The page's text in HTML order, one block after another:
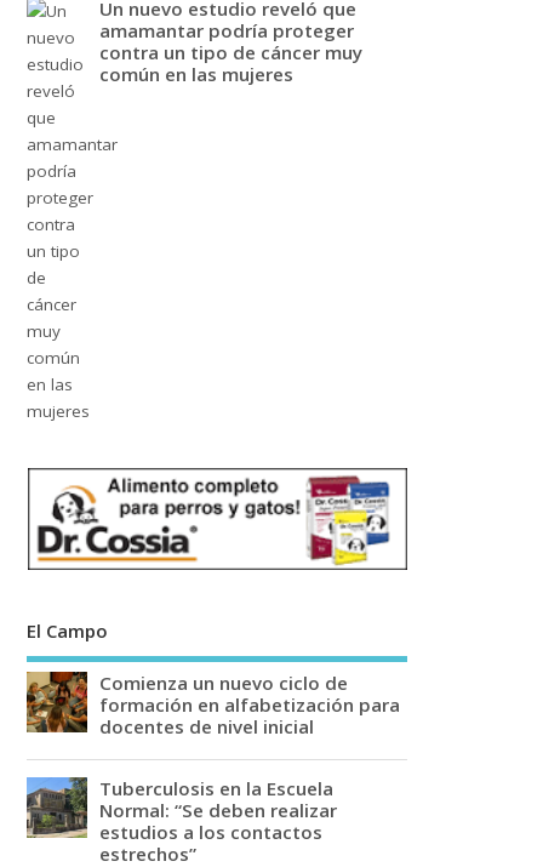
Un nuevo estudio reveló que
amamantar podría proteger
contra un tipo de cáncer muy
común en las mujeres
El Campo
Comienza un nuevo ciclo de
formación en alfabetización para
docentes de nivel inicial
Tuberculosis en la Escuela
Normal: “Se deben realizar
estudios a los contactos
estrechos”